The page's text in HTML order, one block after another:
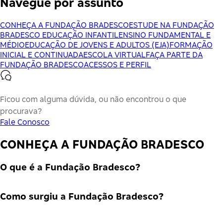
CONHEÇA A FUNDAÇÃO BRADESCOESTUDE NA FUNDAÇÃO
BRADESCO EDUCAÇÃO INFANTILENSINO FUNDAMENTAL E
MÉDIOEDUCAÇÃO DE JOVENS E ADULTOS (EJA)FORMAÇÃO
INICIAL E CONTINUADAESCOLA VIRTUALFAÇA PARTE DA
FUNDAÇÃO BRADESCOACESSOS E PERFIL
Ficou com alguma dúvida, ou não encontrou o que
procurava?
Fale Conosco
CONHEÇA A FUNDAÇÃO BRADESCO
O que é a Fundação Bradesco?
lucrativos, que se tornou referência mundial, sendo
Como surgiu a Fundação Bradesco?